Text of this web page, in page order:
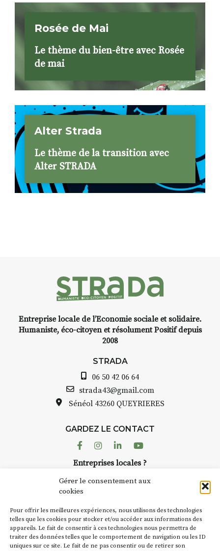
Gérer le consentement aux
cookies
Pour offrir les meilleures expériences, nous utilisons des technologies
telles que les cookies pour stocker et/ou accéder aux informations des
appareils. Le fait de consentir à ces technologies nous permettra de
traiter des données telles que le comportement de navigation ou les ID
uniques sur ce site. Le fait de ne pas consentir ou de retirer son
Rosée de Mai
Le thème du bien-être avec Rosée
de mai
Alter Strada
Le thème de la transition avec
Alter STRADA
Entreprise locale de l’Economie sociale et solidaire.
Humaniste, éco-citoyen et résolument Positif depuis
2008
STRADA
06 50 42 06 64
strada43@gmail.com
Sénéol 43260 QUEYRIERES
GARDEZ LE CONTACT
FacebookInstagram
LinkedinYoutube
Entreprises locales ?
Suivez toute l'actu de Strada